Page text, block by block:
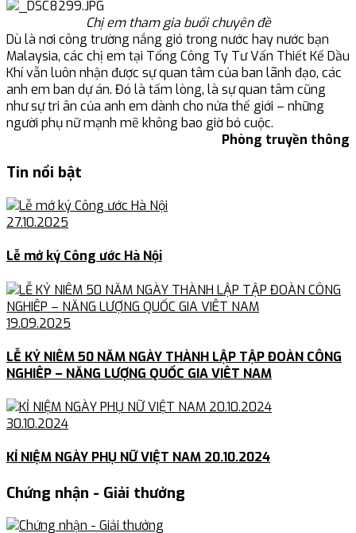
Chị em tham gia buổi chuyên đề
Dù là nơi công trường nắng gió trong nước hay nước bạn
Malaysia, các chị em tại Tổng Công Ty Tư Vấn Thiết Kế Dầu
Khí vẫn luôn nhận được sự quan tâm của ban lãnh đạo, các
anh em ban dự án. Đó là tấm lòng, là sự quan tâm cũng
như sự tri ân của anh em dành cho nửa thế giới – những
người phụ nữ mạnh mẽ không bao giờ bỏ cuộc.
Phòng truyền thông
Tin nổi bật
27.10.2025
Lễ mở ký Công ước Hà Nội
19.09.2025
LỄ KỶ NIÊM 50 NĂM NGÀY THÀNH LẬP TẬP ĐOÀN CÔNG
NGHIÊP – NĂNG LƯỢNG QUỐC GIA VIÊT NAM
30.10.2024
KỈ NIỆM NGÀY PHỤ NỮ VIỆT NAM 20.10.2024
Chứng nhận - Giải thưởng